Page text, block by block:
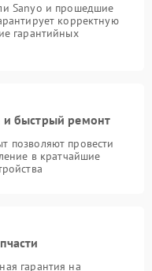
Sanyo и прошедшие
корректную
гарантийных
и быстрый ремонт
позволяют провести
в кратчайшие
гарантия на